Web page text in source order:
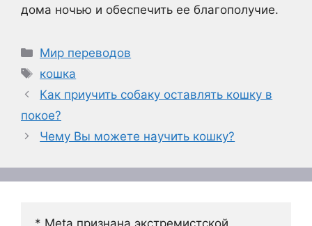
дома ночью и обеспечить ее благополучие.
Рубрики
Мир переводов
Метки
кошка
Как приучить собаку оставлять кошку в
покое?
Чему Вы можете научить кошку?
* Meta признана экстремистской